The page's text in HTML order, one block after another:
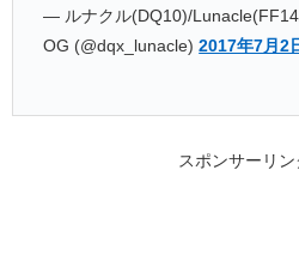
— ルナクル(DQ10)/
OG (@dqx_lunacle)2017年7月2
スポンサーリ